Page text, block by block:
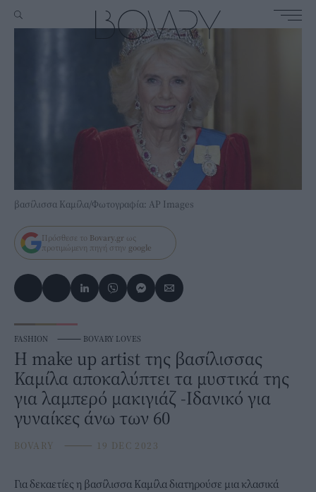
βασίλισσα Καμίλα/Φωτογραφία: AP Images
Πρόσθεσε το Bovary.gr ως
προτιμώμενη πηγή στην google
FASHION ⸻ BOVARY LOVES
H make up artist της βασίλισσας
Καμίλα αποκαλύπτει τα μυστικά της
για λαμπερό μακιγιάζ -Ιδανικό για
γυναίκες άνω των 60
BOVARY ⸻ 19 DEC 2023
Για δεκαετίες η βασίλισσα Καμίλα διατηρούσε μια κλασικά